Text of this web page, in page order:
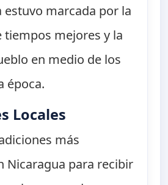
estuvo marcada por la
tiempos mejores y la
en medio de los
época.
Locales
más
Nicaragua para recibir